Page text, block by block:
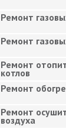
Ремонт
Ремонт
Ремонт
котлов
Ремонт
Ремонт
воздуха